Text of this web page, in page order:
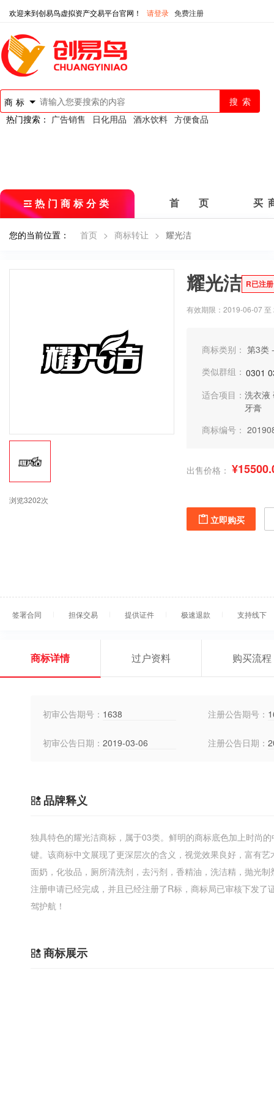
欢迎来到创易鸟虚拟资产交易平台官网！ 请登录 免费注册
商标
热门搜索： 广告销售 日化用品 酒水饮料 方便食品
热门商标分类 首 页 买
您的当前位置： 首页 > 商标转让 > 耀光洁
浏览3202次
耀光洁 R已注册
有效期限：2019-06-07
商标类别： 第3类
类似群组： 0301
适合项目： 洗衣液
牙膏
商标编号：
出售价格：
立即购买
签署合同 担保交易 提供证件 极速退款 支持线下
商标详情 过户资料 购买流程
初审公告期号： 1638 注册公告期号：
初审公告日期： 2019-03-06 注册公告日期：
品牌释义
独具特色的耀光洁商标，属于03类。鲜明的商标底色加上时尚
键。该商标中文展现了更深层次的含义，视觉效果良好，富有
面奶，化妆品，厕所清洗剂，去污剂，香精油，洗洁精，抛光
注册申请已经完成，并且已经注册了R标，商标局已审核下发
驾护航！
商标展示